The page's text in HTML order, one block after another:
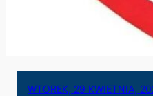
WTOREK, 29 KWIETNIA,